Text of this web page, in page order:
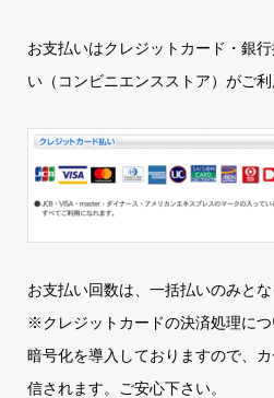
お支払いはクレジットカード・銀
い（コンビニエンスストア）がご利
お支払い回数は、一括払いのみとな
※クレジットカードの決済処理に
暗号化を導入しておりますので、
信されます。ご安心下さい。